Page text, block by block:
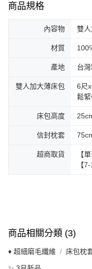
商品規格
內容物 雙
材質
產地 台
雙人加大薄床包
6尺
鬆
床包高度
信封枕套
超商取貨
【
【
商品相關分類 (3)
♦ 超細磨毛纖維 床包枕